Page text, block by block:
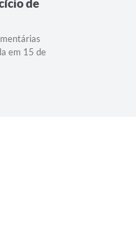
de
em 15 de